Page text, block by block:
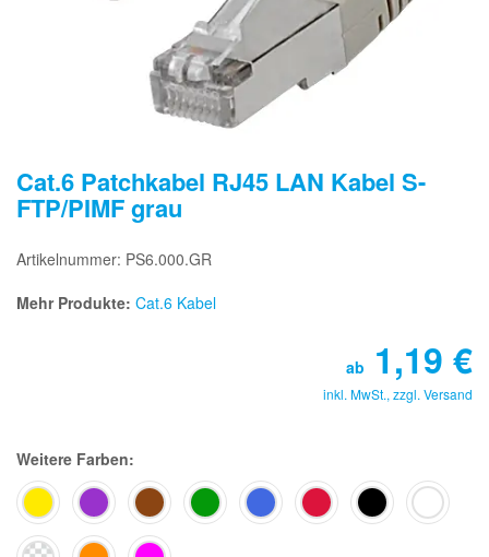
Cat.6 Patchkabel RJ45 LAN Kabel S-
FTP/PIMF grau
Artikelnummer: PS6.000.GR
Mehr Produkte: Cat.6 Kabel
ab 1,19 €
inkl. MwSt., zzgl. Versand
Weitere Farben: